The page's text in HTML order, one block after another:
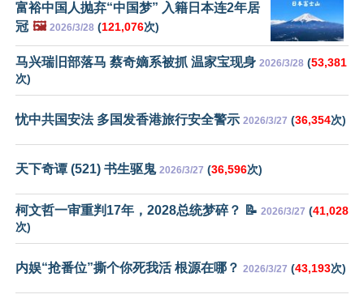
富裕中国人抛弃“中国梦” 入籍日本连2年居
冠 🖼️ 2026/3/28 (121,076次)
马兴瑞旧部落马 蔡奇嫡系被抓 温家宝现身 2026/3/28 (53,381
次)
忧中共国安法 多国发香港旅行安全警示 2026/3/27 (36,354次)
天下奇谭 (521) 书生驱鬼 2026/3/27 (36,596次)
柯文哲一审重判17年，2028总统梦碎？ 📝 2026/3/27 (41,028
次)
内娱“抢番位”撕个你死我活 根源在哪？ 2026/3/27 (43,193次)